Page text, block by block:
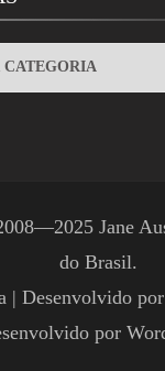
Jane
do Brasil.
| Desenvolvido por
por